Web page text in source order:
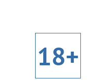
18+